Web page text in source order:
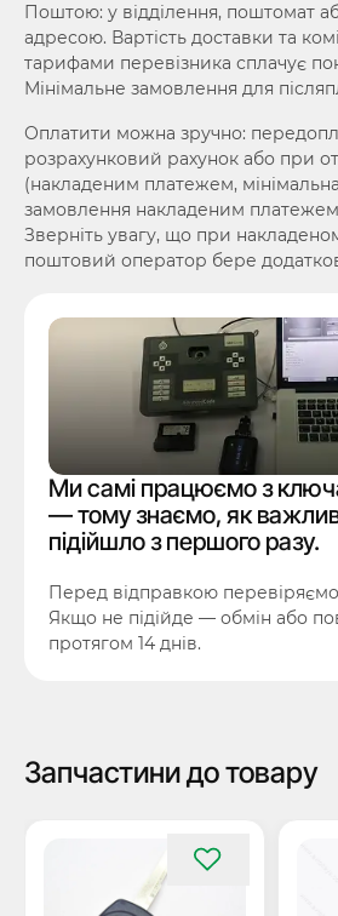
Поштою: у відділення, поштомат
адресою. Вартість доставки та
тарифами перевізника сплачує
Мінімальне замовлення для
Оплатити можна зручно:
розрахунковий рахунок або при
(накладеним платежем,
замовлення накладеним платежем
Зверніть увагу, що при
поштовий оператор бере
Ми самі працюємо з
— тому знаємо, як
підійшло з першого разу.
Перед відправкою
Якщо не підійде — обмін або
протягом 14 днів.
Запчастини до товару